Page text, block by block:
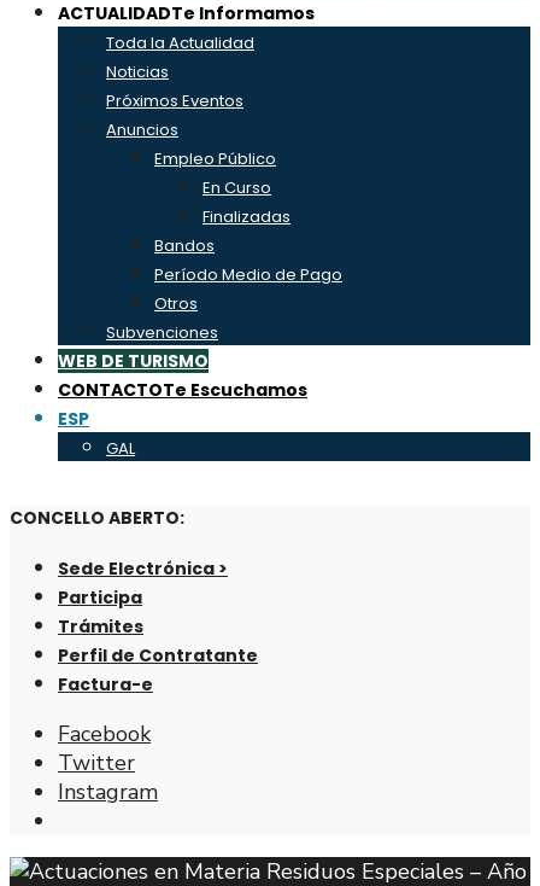
ACTUALIDADTe Informamos
Toda la Actualidad
Noticias
Próximos Eventos
Anuncios
Empleo Público
En Curso
Finalizadas
Bandos
Período Medio de Pago
Otros
Subvenciones
WEB DE TURISMO
CONTACTOTe Escuchamos
ESP
GAL
CONCELLO ABERTO:
Sede Electrónica >
Participa
Trámites
Perfil de Contratante
Factura-e
Facebook
Twitter
Instagram
de